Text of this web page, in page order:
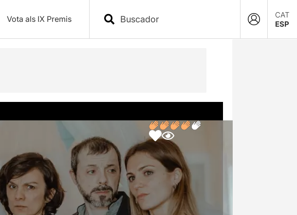
Vota als IX Premis
CAT
ESP